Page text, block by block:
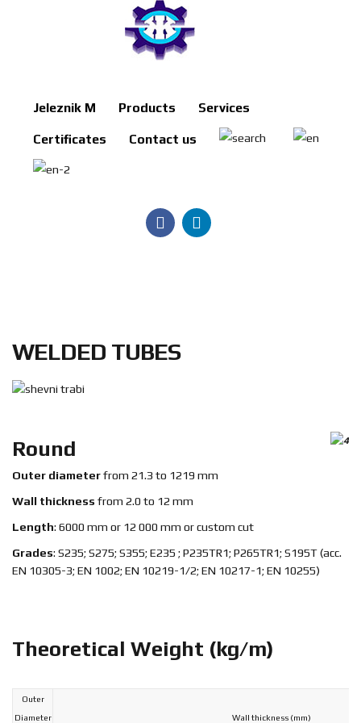
Products
Jeleznik M Products Services
Certificates Contact us
WELDED TUBES
Round
Outer diameterfrom 21.3 to 1219 mm
Wall thickness from 2.0 to 12 mm
Length: 6000 mm or 12 000 mm or custom cut
Grades: S235; S275; S355; E235 ; P235TR1; P265TR1; S195T (acc.
EN 10305-3; EN 1002; EN 10219-1/2; EN 10217-1; EN 10255)
Theoretical Weight (kg/m)
Outer
Diameter
Wall thickness (mm)